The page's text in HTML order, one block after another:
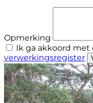
Opmerking
Ik ga akkoord met
verwerkingsregister